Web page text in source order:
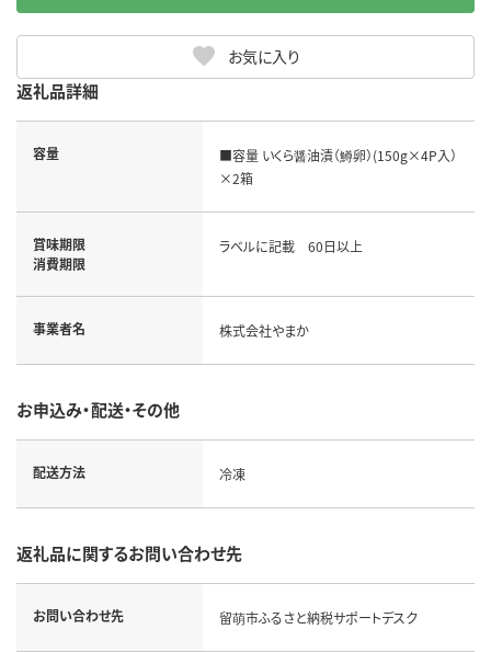
お気に入り
返礼品詳細
容量
■容量 いくら醤油漬（鱒卵）(150g×4P入）
×2箱
賞味期限
消費期限
ラベルに記載 60日以上
事業者名 株式会社やまか
お申込み・配送・その他
配送方法 冷凍
返礼品に関するお問い合わせ先
お問い合わせ先 留萌市ふるさと納税サポートデスク